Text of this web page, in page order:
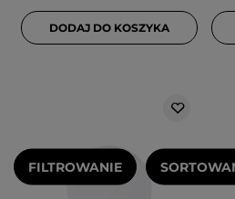
DODAJ DO KOSZYKA
FILTROWANIE